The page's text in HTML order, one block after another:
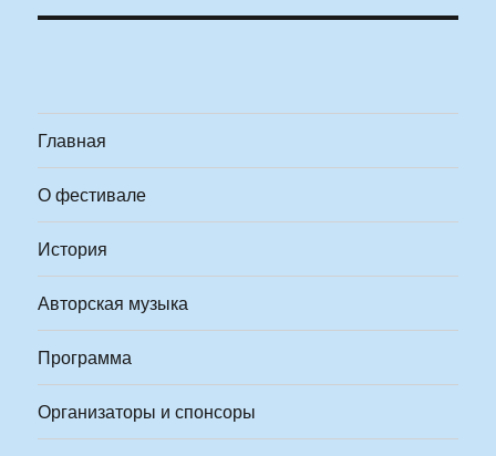
Главная
О фестивале
История
Авторская музыка
Программа
Организаторы и спонсоры